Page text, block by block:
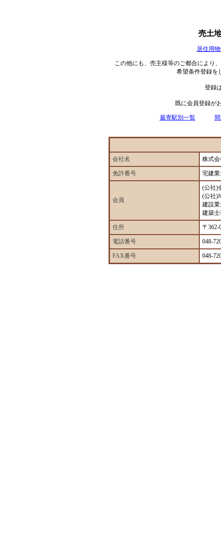
売土
居住用
この他にも、売主様等のご都合により
希望条件登録を
登録
既に会員登録が
最寄駅別一覧
会社名 株式
免許番号 宅建
会員
(公社)
(公社)
建設
建築
住所 〒362-
電話番号 048-
FAX番号 048-